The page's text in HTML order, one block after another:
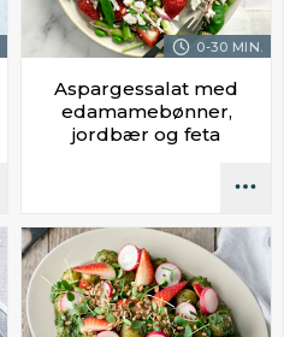
0-30 MIN.
Aspargessalat med
edamamebønner,
jordbær og feta